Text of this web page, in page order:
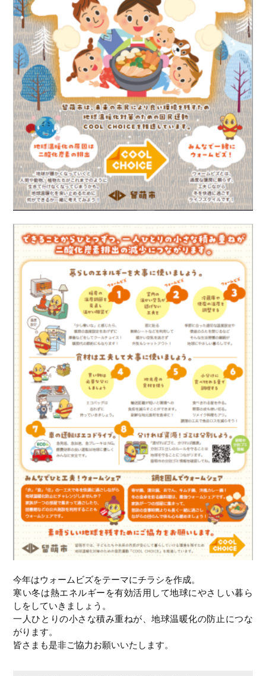
今年はウォームビズをテーマにチラシを作成。
寒い冬は熱エネルギーを有効活用して地球にやさしい暮ら
しをしていきましょう。
一人ひとりの小さな積み重ねが、地球温暖化の防止につな
がります。
皆さまも是非ご協力お願いいたします。